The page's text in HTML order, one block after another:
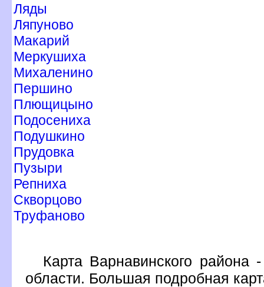
Ляды
Ляпуново
Макарий
Меркушиха
Михаленино
Першино
Плющицыно
Подосениха
Подушкино
Прудовка
Пузыри
Репниха
Скворцово
Труфаново
Карта Варнавинского района
области. Большая подробная